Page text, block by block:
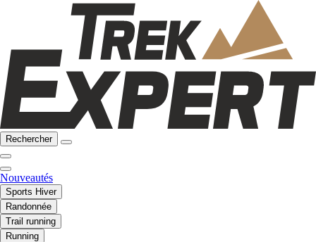
Rechercher
Nouveautés
Sports Hiver
Randonnée
Trail running
Running